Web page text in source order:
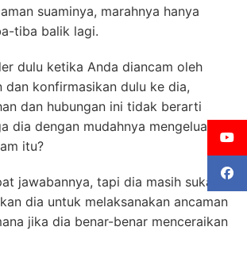
suaminya, marahnya hanya
tiba balik lagi.
dulu ketika Anda diancam oleh
dan konfirmasikan dulu ke dia,
dan hubungan ini tidak berarti
dia dengan mudahnya mengeluarkan
itu?
jawabannya, tapi dia masih suka
dia untuk melaksanakan ancaman
jika dia benar-benar menceraikan